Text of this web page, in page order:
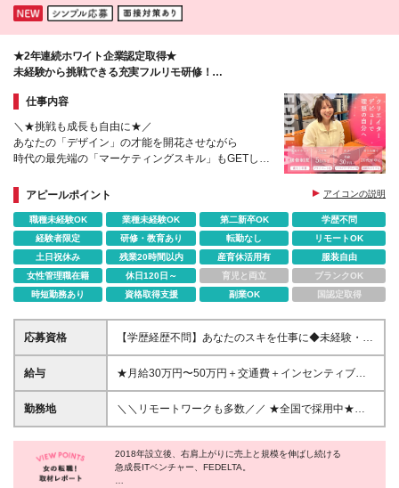
置 （自由に使えるカフェスペース♪） ★カフェマシン
ジ・冷蔵庫あり ★社内イベントあり （ビュッフェや
体験型イベントなどなど！！） ※変更の範囲／稼働案
★2年連続ホワイト企業認定取得★
未経験から挑戦できる充実フルリモ研修！
仕事内容
＼★挑戦も成⻑も⾃由に★／
あなたの「デザイン」の才能を開花させながら
時代の最先端の「マーケティングスキル」もGETしま
＃WEBデザイン
＃SNSマーケティング
＃動画編集
＃AI生成
＃アプリ開発
アピールポイント アイコンの説明
職種未経験OK 業種未経験OK 第二新卒OK
学歴不問
経験者限定
研修・教育あり 転勤なし
リモートOK
土日祝休み
残業20時間以内 産育休活用有
服装自由
女性管理職在籍
休日120日～ 育児と両立
ブランクOK
時短勤務あり
資格取得支援 副業OK 国認定取得
応募資格
【学歴経歴不問】あなたのスキを仕事に◆未経験・第
二新卒歓迎 ◆物件サポート制度で初めての上京も応
援♪20代活躍中！ 80％以上が未経験！ 制作の経験は
験歓迎 ★第二新卒歓迎 ★異業種からの入社メンバー
95％以上 ★学歴・経験不問 ★主夫・主婦も活躍中 ★
ど ※基礎的PCスキルがある方は尚歓迎 「新しいこと
に挑戦したい」 「動画クリエイター・デザイナーと
して基礎から学びたい」 「ゆくゆくはマーケターを
給与
★⽉給30万円〜50万円＋交通費＋インセンティブ賞
与★ （20時間の固定残業代、⼀律⽉54,750円を含
む） ※固定残業代超過分は支給いたします。 ※経験・
県の⽅】 ⽉給24万円〜50万円＋役職⼿当＋インセン
ティブ賞与 （固定残業代含む︓20時間分30,900円）
勤務地
＼＼リモートワークも多数／／ ★全国で採⽤中★
【転勤なし／希望を考慮】 ⼀都三県、群⾺、関⻄、
九州、東海、東北 就業時は上記エリアにて会社が指
定する プロジェクト先での勤務となります。 ＼北海
道エリアも近々進出予定︕／ ★リモートワーク実施
2018年設立後、右肩上がりに売上と規模を伸ばし続ける
急成長ITベンチャー、FEDELTA。